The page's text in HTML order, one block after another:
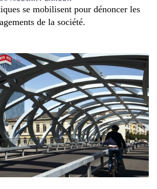
se mobilisent pour dénoncer les
de la société.